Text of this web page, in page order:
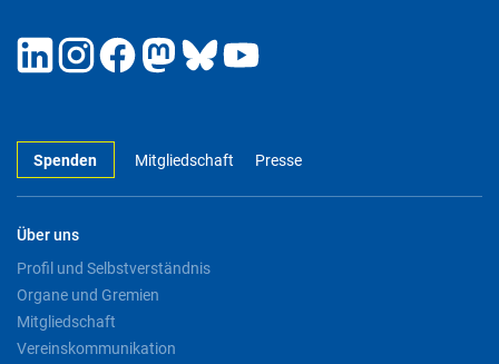
Spenden Mitgliedschaft Presse
Über uns
Profil und Selbstverständnis
Organe und Gremien
Mitgliedschaft
Vereinskommunikation